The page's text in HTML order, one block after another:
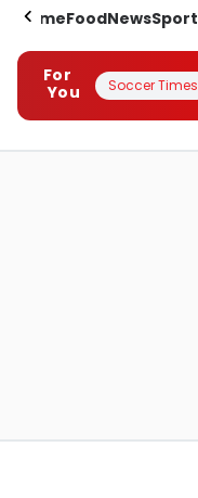
HomeFoodNewsSport
For
You
Soccer Times